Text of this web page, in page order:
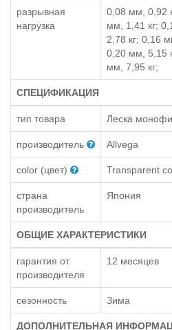
разрывная
нагрузка
0,08 мм, 0,92
мм, 1,41 кг;
2,78 кг; 0,16
0,20 мм, 5,15
мм, 7,95 кг;
СПЕЦИФИКАЦИЯ
тип товара Леска
производитель Allvega
color (цвет) Transparent
страна
производитель
Япония
ОБЩИЕ ХАРАКТЕРИСТИКИ
гарантия от
производителя
12 месяцев
сезонность Зима
ДОПОЛНИТЕЛЬНАЯ